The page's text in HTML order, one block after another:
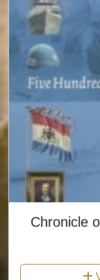
Chronicle